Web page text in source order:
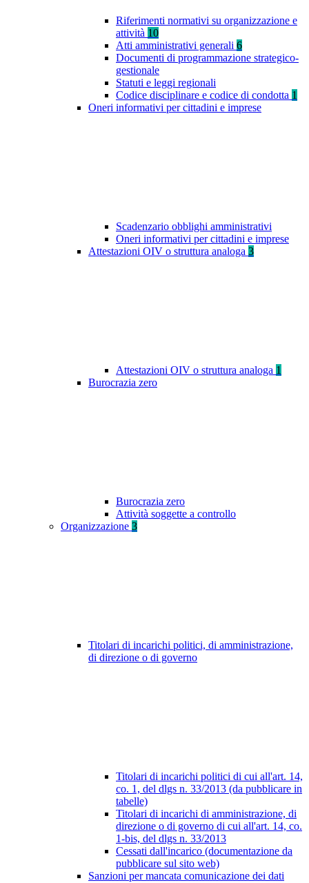
Riferimenti normativi su organizzazione e
attività 10
Atti amministrativi generali 6
Documenti di programmazione strategico-
gestionale
Statuti e leggi regionali
Codice disciplinare e codice di condotta 1
Oneri informativi per cittadini e imprese
Scadenzario obblighi amministrativi
Oneri informativi per cittadini e imprese
Attestazioni OIV o struttura analoga 3
Attestazioni OIV o struttura analoga 1
Burocrazia zero
Burocrazia zero
Attività soggette a controllo
Organizzazione 3
Titolari di incarichi politici, di amministrazione,
di direzione o di governo
Titolari di incarichi politici di cui all'art. 14,
co. 1, del dlgs n. 33/2013 (da pubblicare in
tabelle)
Titolari di incarichi di amministrazione, di
direzione o di governo di cui all'art. 14, co.
1-bis, del dlgs n. 33/2013
Cessati dall'incarico (documentazione da
pubblicare sul sito web)
Sanzioni per mancata comunicazione dei dati